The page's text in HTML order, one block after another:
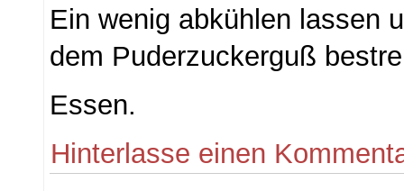
Ein wenig abkühlen lassen
dem Puderzuckerguß
Essen.
Hinterlasse einen